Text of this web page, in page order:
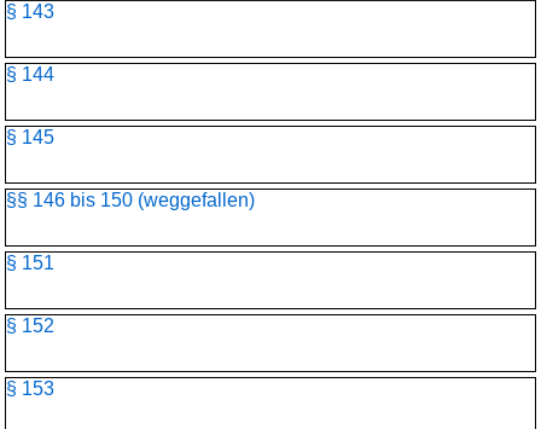
§ 143
§ 144
§ 145
§§ 146 bis 150 (weggefallen)
§ 151
§ 152
§ 153